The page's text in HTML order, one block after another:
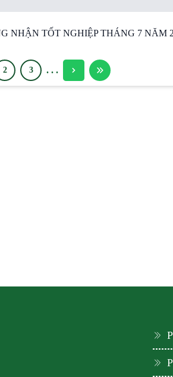
NHẬN TỐT NGHIỆP THÁNG 7 NĂM
2 3 . . .